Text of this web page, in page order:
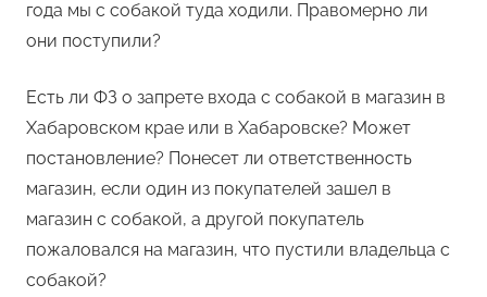
года мы с собакой туда ходили. Правомерно ли
они поступили?
Есть ли ФЗ о запрете входа с собакой в магазин в
Хабаровском крае или в Хабаровске? Может
постановление? Понесет ли ответственность
магазин, если один из покупателей зашел в
магазин с собакой, а другой покупатель
пожаловался на магазин, что пустили владельца с
собакой?